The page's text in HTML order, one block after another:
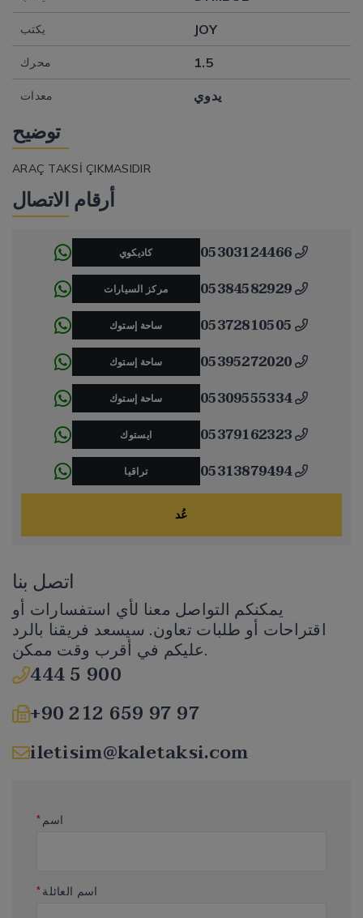
يكتب JOY
محرك 1.5
معدات يدوي
توضيح
ARAÇ TAKSİ ÇIKMASIDIR
أرقام الاتصال
كاديكوي 05303124466
مركز السيارات 05384582929
ساحة إستوك 05372810505
ساحة إستوك 05395272020
ساحة إستوك 05309555334
ايستوك 05379162323
تراقيا 05313879494
عُد
اتصل بنا
يمكنكم التواصل معنا لأي استفسارات أو
اقتراحات أو طلبات تعاون. سيسعد فريقنا بالرد
عليكم في أقرب وقت ممكن.
444 5 900
+90 212 659 97 97
iletisim@kaletaksi.com
* اسم
* اسم العائلة